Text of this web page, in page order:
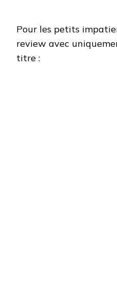
Pour les petits
review avec
titre :